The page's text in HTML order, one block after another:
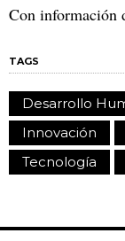
Con información
TAGS
Desarrollo
Innovación
Tecnología